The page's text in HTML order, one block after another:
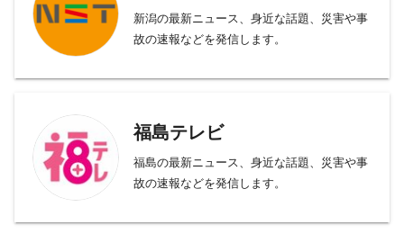
新潟の最新ニュース、身近な話題、災害や事
故の速報などを発信します。
福島テレビ
福島の最新ニュース、身近な話題、災害や事
故の速報などを発信します。